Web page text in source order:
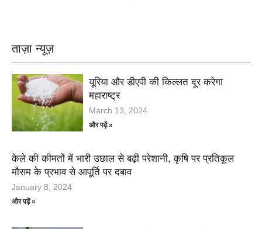
ताज़ा न्यूज़
यूरिया और डीएपी की किल्लत दूर करेगा
महाराष्ट्र
March 13, 2024
और पढ़ें »
केले की कीमतों में भारी उछाल से बढ़ी परेशानी, कृषि पर प्रतिकूल
मौसम के प्रभाव से आपूर्ति पर दबाव
January 8, 2024
और पढ़ें »